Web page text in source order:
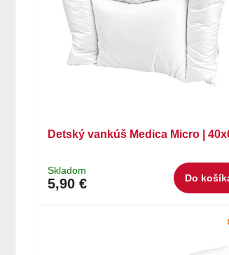
Detský vankúš Medica Micro |
Skladom
5,90 € Do